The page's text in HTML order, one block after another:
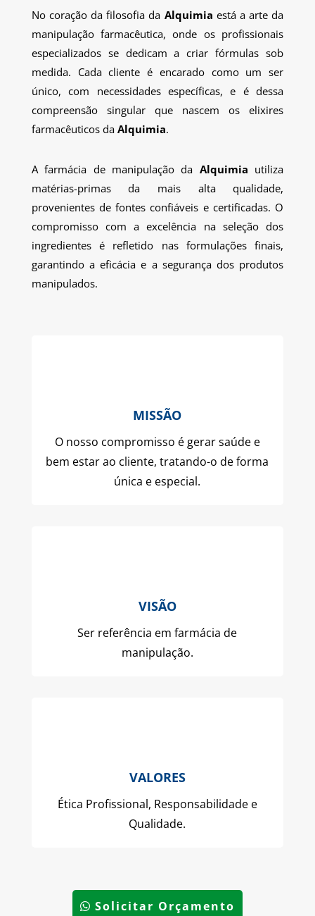
No coração da filosofia da Alquimia está a arte da
manipulação farmacêutica, onde os profissionais
especializados se dedicam a criar fórmulas sob
medida. Cada cliente é encarado como um ser
único, com necessidades específicas, e é dessa
compreensão singular que nascem os elixires
farmacêuticos da Alquimia.
A farmácia de manipulação da Alquimia utiliza
matérias-primas da mais alta qualidade,
provenientes de fontes confiáveis e certificadas. O
compromisso com a excelência na seleção dos
ingredientes é refletido nas formulações finais,
garantindo a eficácia e a segurança dos produtos
manipulados.
MISSÃO
O nosso compromisso é gerar saúde e
bem estar ao cliente, tratando-o de forma
única e especial.
VISÃO
Ser referência em farmácia de
manipulação.
VALORES
Ética Profissional, Responsabilidade e
Qualidade.
Solicitar Orçamento